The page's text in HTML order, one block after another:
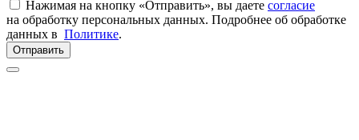
Нажимая на кнопку «Отправить», вы даете согласие
на обработку персональных данных. Подробнее об обработке
данных в Политике.
Отправить